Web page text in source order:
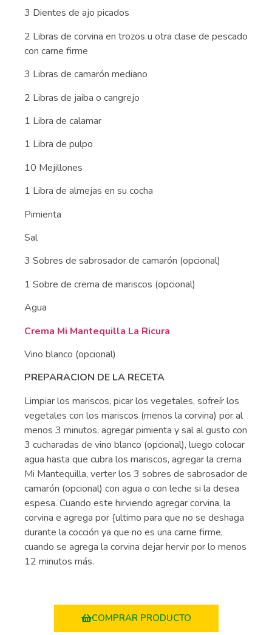
3 Dientes de ajo picados
2 Libras de corvina en trozos u otra clase de pescado
con carne firme
3 Libras de camarón mediano
2 Libras de jaiba o cangrejo
1 Libra de calamar
1 Libra de pulpo
10 Mejillones
1 Libra de almejas en su cocha
Pimienta
Sal
3 Sobres de sabrosador de camarón (opcional)
1 Sobre de crema de mariscos (opcional)
Agua
Crema Mi Mantequilla La Ricura
Vino blanco (opcional)
PREPARACION DE LA RECETA
Limpiar los mariscos, picar los vegetales, sofreír los
vegetales con los mariscos (menos la corvina) por al
menos 3 minutos, agregar pimienta y sal al gusto con
3 cucharadas de vino blanco (opcional), luego colocar
agua hasta que cubra los mariscos, agregar la crema
Mi Mantequilla, verter los 3 sobres de sabrosador de
camarón (opcional) con agua o con leche si la desea
espesa. Cuando este hirviendo agregar corvina, la
corvina e agrega por {ultimo para que no se deshaga
durante la cocción ya que no es una carne firme,
cuando se agrega la corvina dejar hervir por lo menos
12 minutos más.
COMPRAR PRODUCTO